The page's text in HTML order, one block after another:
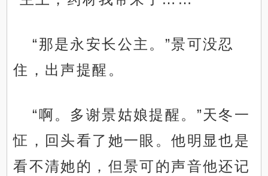
“那是永安长公主。”景可没忍
住，出声提醒。
“啊。多谢景姑娘提醒。”天冬一
怔，回头看了她一眼。他明显也是
看不清她的，但景可的声音他还记